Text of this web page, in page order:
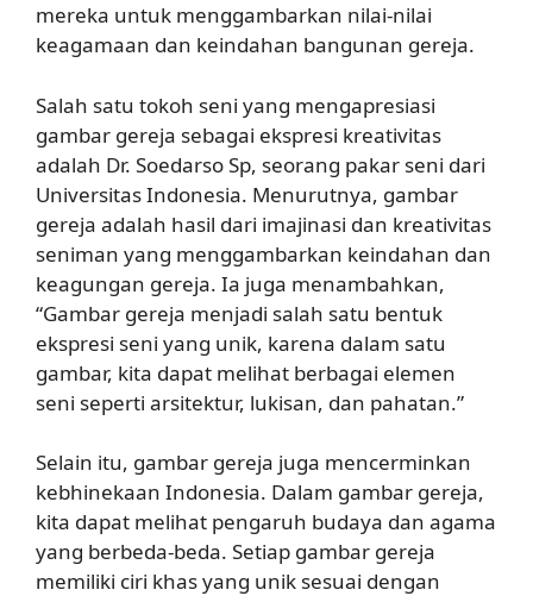
mereka untuk menggambarkan nilai-nilai
keagamaan dan keindahan bangunan gereja.
Salah satu tokoh seni yang mengapresiasi
gambar gereja sebagai ekspresi kreativitas
adalah Dr. Soedarso Sp, seorang pakar seni dari
Universitas Indonesia. Menurutnya, gambar
gereja adalah hasil dari imajinasi dan kreativitas
seniman yang menggambarkan keindahan dan
keagungan gereja. Ia juga menambahkan,
“Gambar gereja menjadi salah satu bentuk
ekspresi seni yang unik, karena dalam satu
gambar, kita dapat melihat berbagai elemen
seni seperti arsitektur, lukisan, dan pahatan.”
Selain itu, gambar gereja juga mencerminkan
kebhinekaan Indonesia. Dalam gambar gereja,
kita dapat melihat pengaruh budaya dan agama
yang berbeda-beda. Setiap gambar gereja
memiliki ciri khas yang unik sesuai dengan